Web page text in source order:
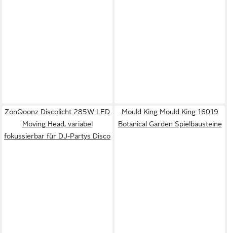
ZonQoonz Discolicht 285W LED
Moving Head, variabel
fokussierbar für DJ-Partys Disco
Mould King Mould King 16019
Botanical Garden Spielbausteine